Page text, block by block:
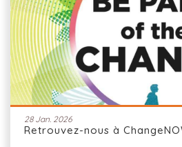
28 Jan. 2026
Retrouvez-nous à